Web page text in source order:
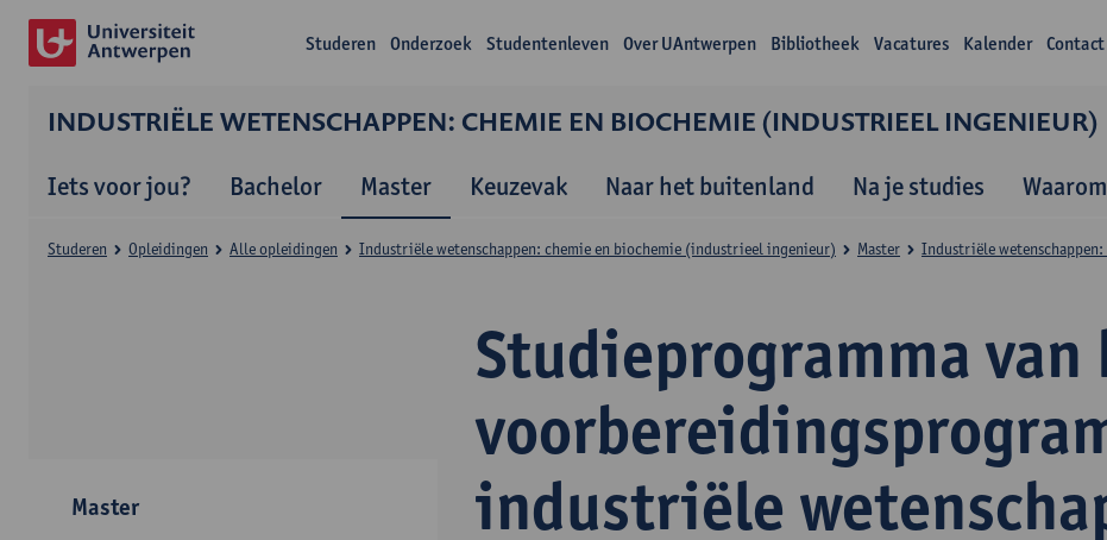
Studeren Onderzoek Studentenleven Over UAntwerpen Bibliotheek Vacatures Kalender Contact
INDUSTRIËLE WETENSCHAPPEN: CHEMIE EN BIOCHEMIE (INDUSTRIEEL INGENIEUR)
Iets voor jou? Bachelor Master Keuzevak Naar het buitenland Na je studies
Studieprogramma van
industriële
Studeren Opleidingen Alle opleidingen Industriële wetenschappen: chemie en biochemie (industrieel ingenieur) Master Industriële
Master